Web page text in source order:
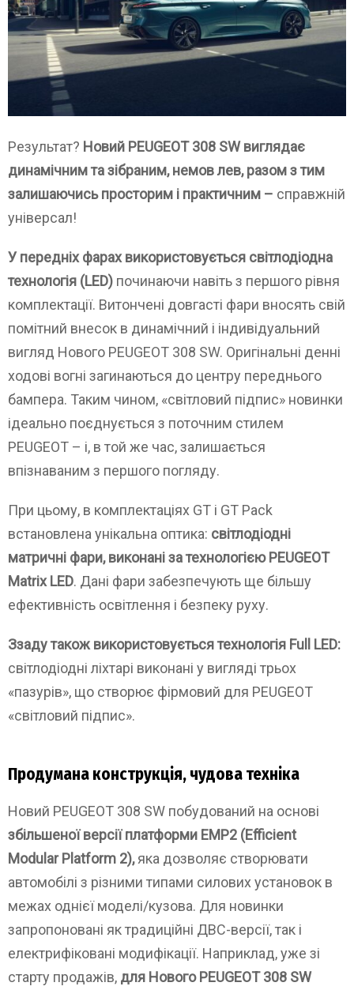
Результат? Новий PEUGEOT 308 SW виглядає
динамічним та зібраним, немов лев, разом з тим
залишаючись просторим і практичним – справжній
універсал!
У передніх фарах використовується світлодіодна
технологія (LED) починаючи навіть з першого рівня
комплектації. Витончені довгасті фари вносять свій
помітний внесок в динамічний і індивідуальний
вигляд Нового PEUGEOT 308 SW. Оригінальні денні
ходові вогні загинаються до центру переднього
бампера. Таким чином, «світловий підпис» новинки
ідеально поєднується з поточним стилем
PEUGEOT – і, в той же час, залишається
впізнаваним з першого погляду.
При цьому, в комплектаціях GT і GT Pack
встановлена унікальна оптика: світлодіодні
матричні фари, виконані за технологією PEUGEOT
Matrix LED. Дані фари забезпечують ще більшу
ефективність освітлення і безпеку руху.
Ззаду також використовується технологія Full LED:
світлодіодні ліхтарі виконані у вигляді трьох
«пазурів», що створює фірмовий для PEUGEOT
«світловий підпис».
Продумана конструкція, чудова техніка
Новий PEUGEOT 308 SW побудований на основі
збільшеної версії платформи EMP2 (Efficient
Modular Platform 2),яка дозволяє створювати
автомобілі з різними типами силових установок в
межах однієї моделі/кузова. Для новинки
запропоновані як традиційні ДВС-версії, так і
електрифіковані модифікації. Наприклад, уже зі
старту продажів, для Нового PEUGEOT 308 SW